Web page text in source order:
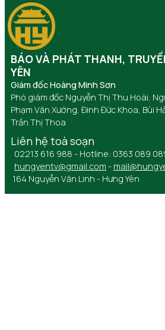
BÁO VÀ PHÁT THANH,
YÊN
Giám đốc Hoàng Minh Sơn
Phó giám đốc Nguyễn Thị Thu Hoài,
Phạm Văn Xướng, Đinh Đức Khoa, Bùi
Trần Thị Thoa
Liên hệ toà soạn
02213 616 988 - Hotline: 0363 089
hungyentv@gmail.com -
164 Nguyễn Văn Linh - Hưng Yên